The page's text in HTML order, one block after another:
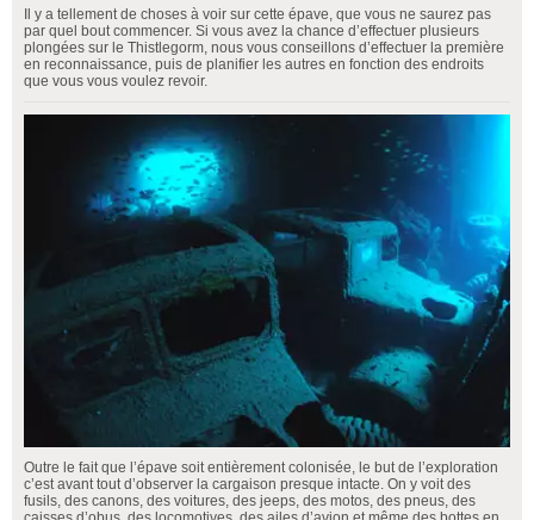
Il y a tellement de choses à voir sur cette épave, que vous ne saurez pas
par quel bout commencer. Si vous avez la chance d’effectuer plusieurs
plongées sur le Thistlegorm, nous vous conseillons d’effectuer la première
en reconnaissance, puis de planifier les autres en fonction des endroits
que vous vous voulez revoir.
Outre le fait que l’épave soit entièrement colonisée, le but de l’exploration
c’est avant tout d’observer la cargaison presque intacte. On y voit des
fusils, des canons, des voitures, des jeeps, des motos, des pneus, des